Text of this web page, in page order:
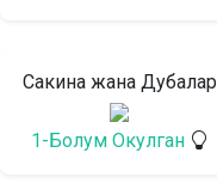
Сакина жана Дубалар
1-Болум Окулган